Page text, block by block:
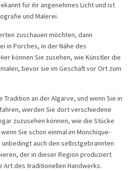
für ihr angenehmes Licht und ist
und Malerei.
zuschauen möchten, dann
in Porches, in der Nähe des
können Sie zusehen, wie Künstler die
bevor sie im Geschäft vor Ort zum
an der Algarve, und wenn Sie in
werden Sie dort verschiedene
zuzusehen können, wie die Stücke
Sie schon einmal im Monchique-
auch den selbstgebrannten
der in dieser Region produziert
Art des traditionellen Handwerks.